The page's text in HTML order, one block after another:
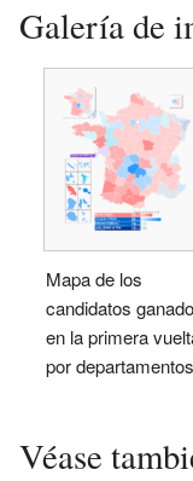
Galería de
Mapa de los
candidatos
en la primera
por
Véase